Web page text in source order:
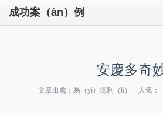
成功案（àn）例
安慶多奇
文章出處：易（yì）德利（lì） 人氣：